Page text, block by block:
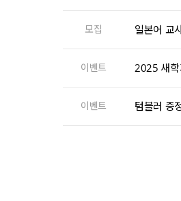
모집 일본어 교
이벤트 2025 새학
이벤트 텀블러 증